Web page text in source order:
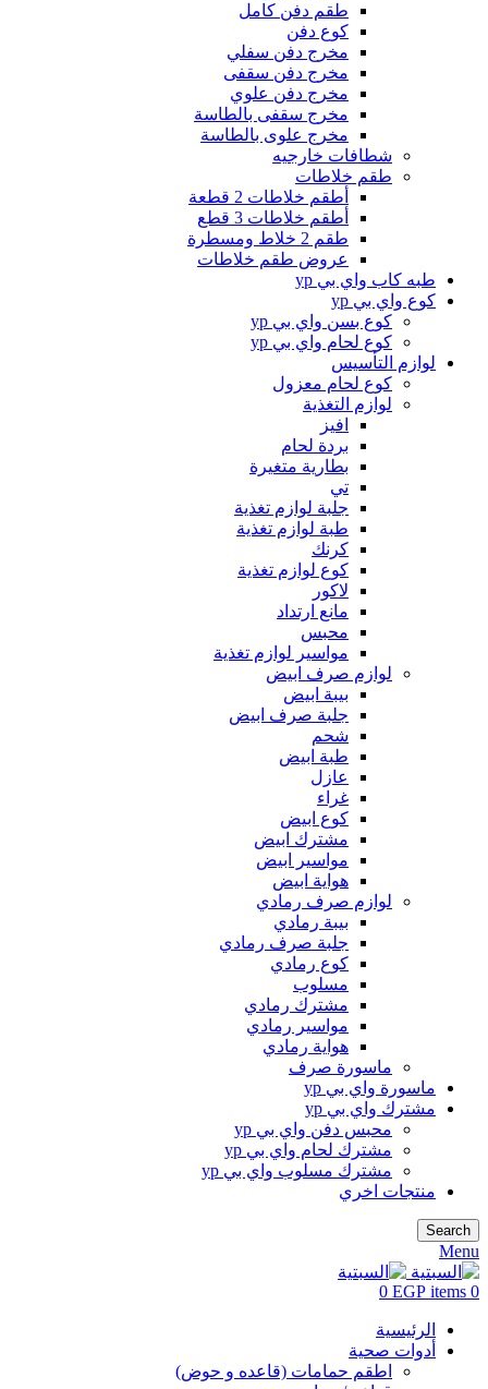
طقم دفن كامل
كوع دفن
مخرج دفن سفلي
مخرج دفن سقفى
مخرج دفن علوي
مخرج سقفى بالطاسة
مخرج علوى بالطاسة
شطافات خارجيه
طقم خلاطات
أطقم خلاطات 2 قطعة
أطقم خلاطات 3 قطع
طقم 2 خلاط ومسطرة
عروض طقم خلاطات
طبه كاب واي بي yp
كوع واي بي yp
كوع بسن واي بي yp
كوع لحام واي بي yp
لوازم التأسيس
كوع لحام معزول
لوازم التغذية
افيز
بردة لحام
بطارية متغيرة
تي
جلبة لوازم تغذية
طبة لوازم تغذية
كرنك
كوع لوازم تغذية
لاكور
مانع ارتداد
محبس
مواسير لوازم تغذية
لوازم صرف ابيض
بيبة ابيض
جلبة صرف ابيض
شحم
طبة ابيض
عازل
غراء
كوع ابيض
مشترك ابيض
مواسير ابيض
هواية ابيض
لوازم صرف رمادي
بيبة رمادي
جلبة صرف رمادي
كوع رمادي
مسلوب
مشترك رمادي
مواسير رمادي
هواية رمادي
ماسورة صرف
ماسورة واي بي yp
مشترك واي بي yp
محبس دفن واي بي yp
مشترك لحام واي بي yp
مشترك مسلوب واي بي yp
منتجات اخري
Search
Menu
0
items
0 EGP
الرئيسية
أدوات صحية
اطقم حمامات (قاعده و حوض)